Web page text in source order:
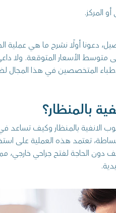
المركز.
دعونا أولًا نشرح ما هي عملية
متوسط الأسعار المتوقعة. ولا
المتخصصين في هذا المجال
بالمنظار؟
الانفية بالمنظار وكيف تساعد
تعتمد هذه العملية على
دون الحاجة لفتح جراحي خارجي،